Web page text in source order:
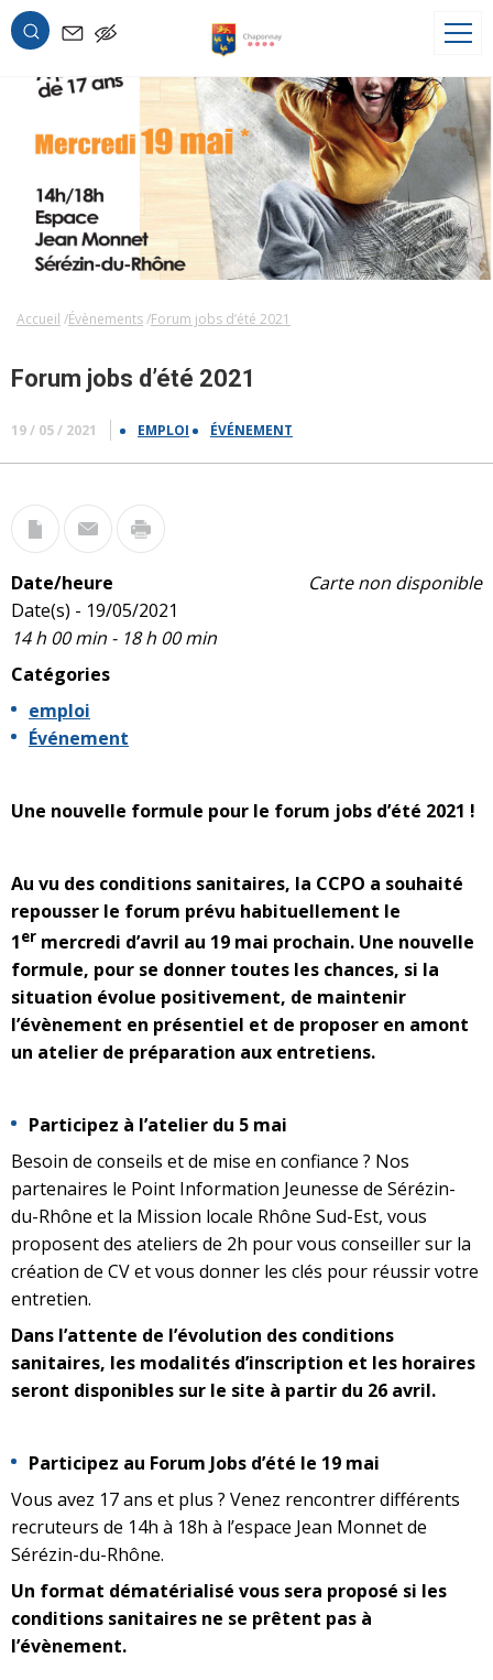
Accueil Évènements Forum jobs d’été 2021
Forum jobs d’été 2021
19 / 05 / 2021 EMPLOI ÉVÉNEMENT
Carte non disponible
Date/heure
Date(s) - 19/05/2021
14 h 00 min - 18 h 00 min
Catégories
emploi
Événement
Une nouvelle formule pour le forum jobs d’été 2021 !
Au vu des conditions sanitaires, la CCPO a souhaité
repousser le forum prévu habituellement le
1er mercredi d’avril au 19 mai prochain. Une nouvelle
formule, pour se donner toutes les chances, si la
situation évolue positivement, de maintenir
l’évènement en présentiel et de proposer en amont
un atelier de préparation aux entretiens.
Participez à l’atelier du 5 mai
Besoin de conseils et de mise en confiance ? Nos
partenaires le Point Information Jeunesse de Sérézin-
du-Rhône et la Mission locale Rhône Sud-Est, vous
proposent des ateliers de 2h pour vous conseiller sur la
création de CV et vous donner les clés pour réussir votre
entretien.
Dans l’attente de l’évolution des conditions
sanitaires, les modalités d’inscription et les horaires
seront disponibles sur le site à partir du 26 avril.
Participez au Forum Jobs d’été le 19 mai
Vous avez 17 ans et plus ? Venez rencontrer différents
recruteurs de 14h à 18h à l’espace Jean Monnet de
Sérézin-du-Rhône.
Un format dématérialisé vous sera proposé si les
conditions sanitaires ne se prêtent pas à
l’évènement.